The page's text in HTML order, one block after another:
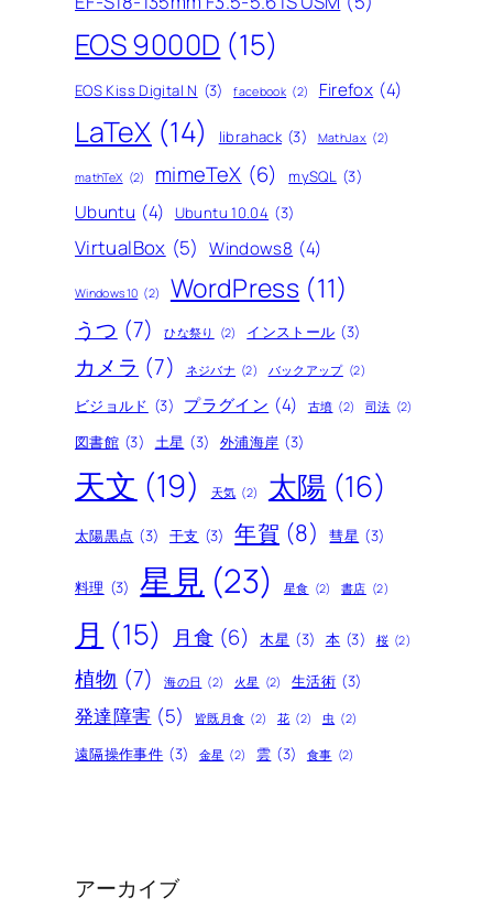
EOS 9000D (15)
EOS Kiss Digital N (3) facebook (2) Firefox (4)
LaTeX (14) librahack (3) MathJax (2)
mathTeX (2) mimeTeX (6) mySQL (3)
Ubuntu (4) Ubuntu 10.04 (3)
VirtualBox (5) Windows8 (4)
Windows10 (2) WordPress (11)
うつ (7) ひな祭り (2) インストール (3)
カメラ (7) ネジバナ (2) バックアップ (2)
ビジョルド (3) プラグイン (4) 古墳 (2) 司法 (2)
図書館 (3) 土星 (3) 外浦海岸 (3)
天文 (19) 天気 (2) 太陽 (16)
太陽黒点 (3) 干支 (3) 年賀 (8) 彗星 (3)
料理 (3) 星見 (23) 星食 (2) 書店 (2)
月 (15) 月食 (6) 木星 (3) 本 (3) 桜 (2)
植物 (7) 海の日 (2) 火星 (2) 生活術 (3)
発達障害 (5) 皆既月食 (2) 花 (2) 虫 (2)
遠隔操作事件 (3) 金星 (2) 雲 (3) 食事 (2)
アーカイブ